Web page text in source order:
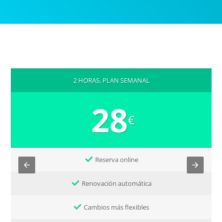
2 HORAS, PLAN SEMANAL
28€
Reserva online
Renovación automática
Cambios más flexibles